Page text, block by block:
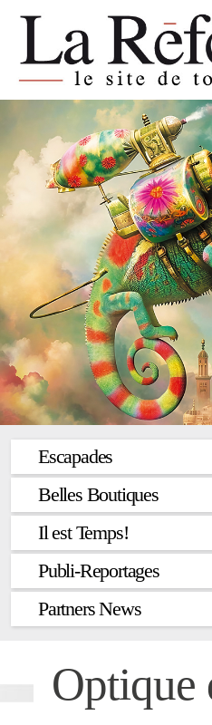
Escapades
Belles Boutiques
Il est Temps!
Publi-Reportages
Partners News
Optique